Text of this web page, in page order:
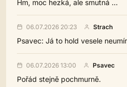
Hm, moc hezká, ale smutná ...
06.07.2026 20:23 Strach
Psavec: Já to hold vesele
06.07.2026 13:00 Psavec
Pořád stejně pochmurně.